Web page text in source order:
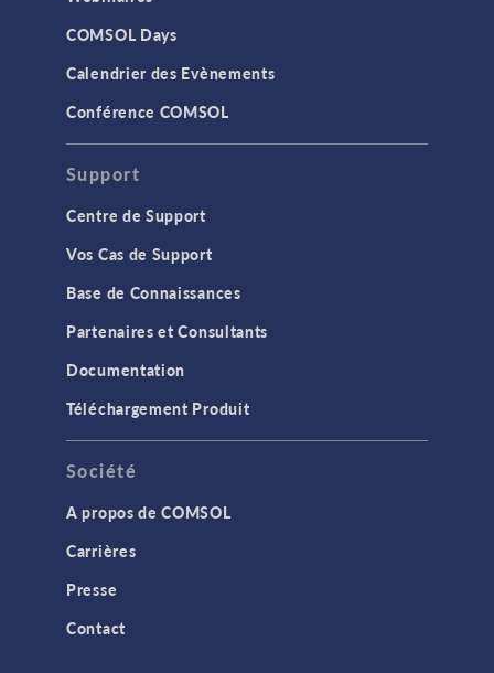
COMSOL Days
Calendrier des Evènements
Conférence COMSOL
Support
Centre de Support
Vos Cas de Support
Base de Connaissances
Partenaires et Consultants
Documentation
Téléchargement Produit
Société
A propos de COMSOL
Carrières
Presse
Contact